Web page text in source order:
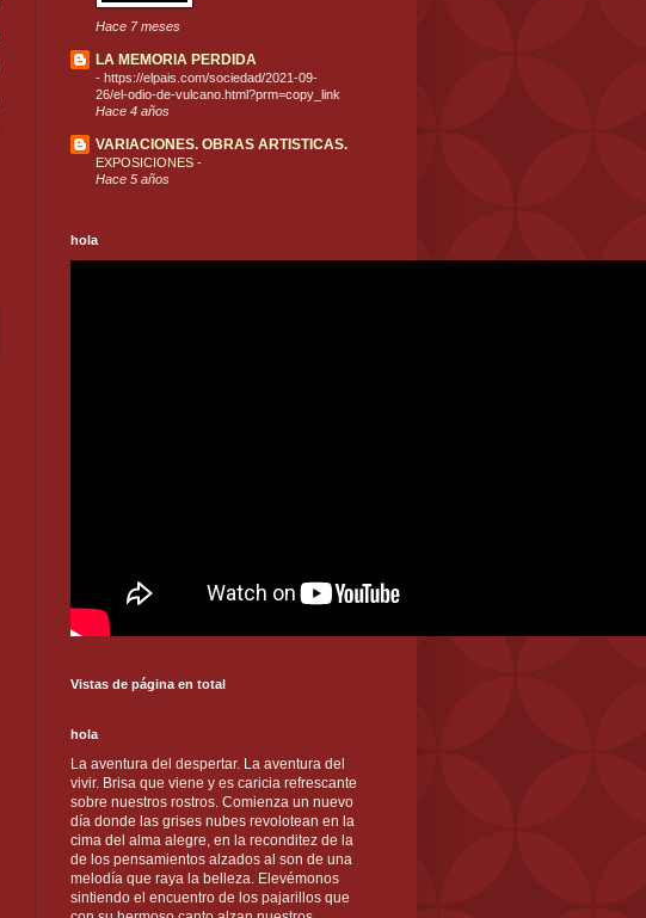
Hace 7 meses
LA MEMORIA PERDIDA
- https://elpais.com/sociedad/2021-09-
26/el-odio-de-vulcano.html?prm=copy_link
Hace 4 años
VARIACIONES. OBRAS ARTISTICAS.
EXPOSICIONES -
Hace 5 años
hola
Vistas de página en total
hola
La aventura del despertar. La aventura del
vivir. Brisa que viene y es caricia refrescante
sobre nuestros rostros. Comienza un nuevo
día donde las grises nubes revolotean en la
cima del alma alegre, en la reconditez de la
de los pensamientos alzados al son de una
melodía que raya la belleza. Elevémonos
sintiendo el encuentro de los pajarillos que